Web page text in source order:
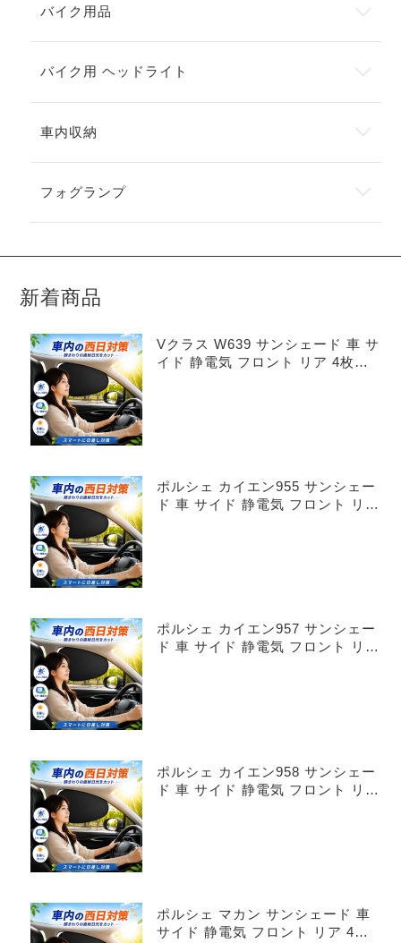
バイク用品
バイク用 ヘッドライト
車内収納
フォグランプ
新着商品
Vクラス W639 サンシェード 車 サ
イド 静電気 フロント リア 4枚セ
ポルシェ カイエン955 サンシェー
ド 車 サイド 静電気 フロント リア
ポルシェ カイエン957 サンシェー
ド 車 サイド 静電気 フロント リア
ポルシェ カイエン958 サンシェー
ド 車 サイド 静電気 フロント リア
ポルシェ マカン サンシェード 車
サイド 静電気 フロント リア 4枚